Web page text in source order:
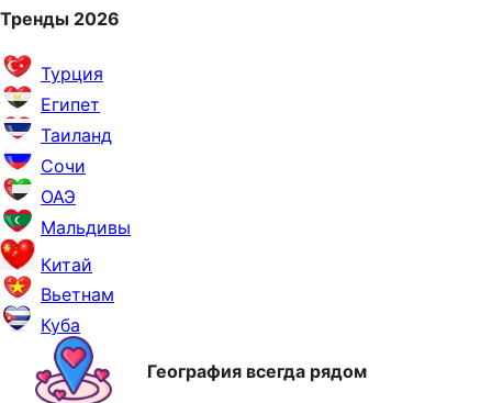
Тренды 2026
Турция
Египет
Таиланд
Сочи
ОАЭ
Мальдивы
Китай
Вьетнам
Куба
География всегда рядом